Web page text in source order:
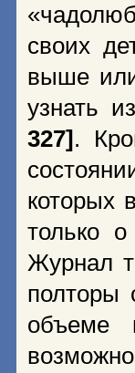
своих
выше
узнать
327] .
которых
только
Журнал
полторы
объеме